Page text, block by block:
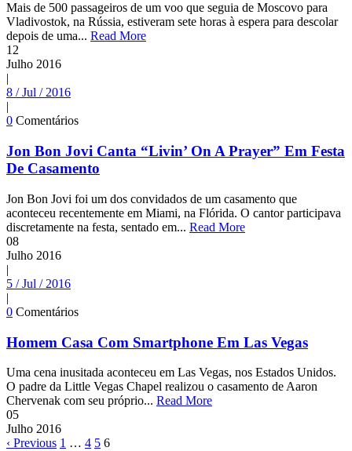
Mais de 500 passageiros de um voo que seguia de Moscovo para
Vladivostok, na Rússia, estiveram sete horas à espera para descolar
depois de uma... Read More
12
Julho 2016
|
8 / Jul / 2016
|
0 Comentários
Jon Bon Jovi Canta “Livin’ On A Prayer” Em Festa
De Casamento
Jon Bon Jovi foi um dos convidados de um casamento que
aconteceu recentemente em Miami, na Flórida. O cantor participava
discretamente na festa, sentado em... Read More
08
Julho 2016
|
5 / Jul / 2016
|
0 Comentários
Homem Casa Com Smartphone Em Las Vegas
Uma cena inusitada aconteceu em Las Vegas, nos Estados Unidos.
O padre da Little Vegas Chapel realizou o casamento de Aaron
Chervenak com seu próprio... Read More
05
Julho 2016
‹ Previous 1 … 4 5 6